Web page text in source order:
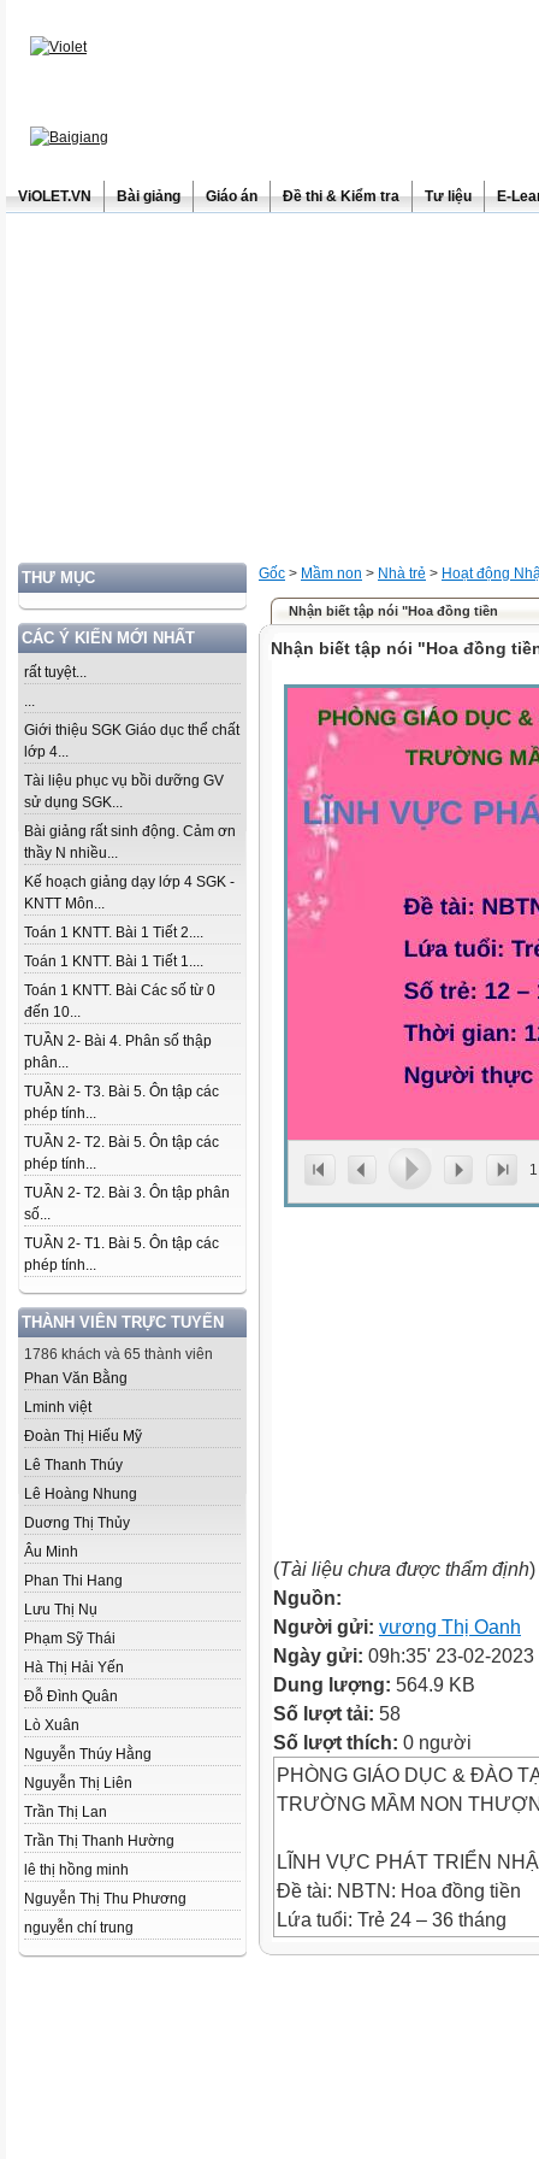
ViOLET.VN Bài giảng Giáo án Đề thi & Kiểm tra Tư liệu E-
THƯ MỤC
CÁC Ý KIẾN MỚI NHẤT
rất tuyệt...
...
Giới thiệu SGK Giáo dục thể chất
lớp 4...
Tài liệu phục vụ bồi dưỡng GV
sử dụng SGK...
Bài giảng rất sinh động. Cảm ơn
thầy N nhiều...
Kế hoạch giảng dạy lớp 4 SGK -
KNTT Môn...
Toán 1 KNTT. Bài 1 Tiết 2....
Toán 1 KNTT. Bài 1 Tiết 1....
Toán 1 KNTT. Bài Các số từ 0
đến 10...
TUẦN 2- Bài 4. Phân số thập
phân...
TUẦN 2- T3. Bài 5. Ôn tập các
phép tính...
TUẦN 2- T2. Bài 5. Ôn tập các
phép tính...
TUẦN 2- T2. Bài 3. Ôn tập phân
số...
TUẦN 2- T1. Bài 5. Ôn tập các
phép tính...
THÀNH VIÊN TRỰC TUYẾN
1786 khách và 65 thành viên
Phan Văn Bằng
Lminh việt
Đoàn Thị Hiếu Mỹ
Lê Thanh Thúy
Lê Hoàng Nhung
Duơng Thị Thủy
Âu Minh
Phan Thi Hang
Lưu Thị Nụ
Phạm Sỹ Thái
Hà Thị Hải Yến
Đỗ Đình Quân
Lò Xuân
Nguyễn Thúy Hằng
Nguyễn Thị Liên
Trần Thị Lan
Trần Thị Thanh Hường
lê thị hồng minh
Nguyễn Thị Thu Phương
nguyễn chí trung
Gốc > Mầm non > Nhà trẻ > Hoạt động
Nhận biết tập nói "Hoa đồng tiền
Nhận biết tập nói "Hoa đồng
1
(Tài liệu chưa được thẩm định)
Nguồn:
Người gửi: vương Thị Oanh
Ngày gửi: 09h:35' 23-02-2023
Dung lượng: 564.9 KB
Số lượt tải: 58
Số lượt thích: 0 người
PHÒNG GIÁO DỤC & ĐÀO
TRƯỜNG MẦM NON
LĨNH VỰC PHÁT TRIỂN
Đề tài: NBTN: Hoa đồng tiền
Lứa tuổi: Trẻ 24 – 36 tháng